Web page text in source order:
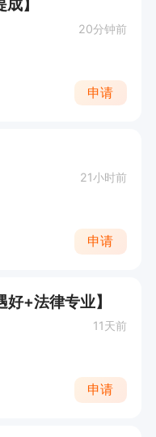
】
20分钟前
申请
21小时前
申请
+法律专业】
11天前
申请